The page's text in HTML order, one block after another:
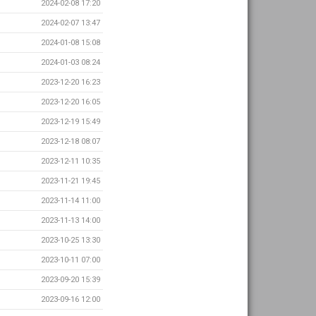
2024-02-08 17:20
2024-02-07 13:47
2024-01-08 15:08
2024-01-03 08:24
2023-12-20 16:23
2023-12-20 16:05
2023-12-19 15:49
2023-12-18 08:07
2023-12-11 10:35
2023-11-21 19:45
2023-11-14 11:00
2023-11-13 14:00
2023-10-25 13:30
2023-10-11 07:00
2023-09-20 15:39
2023-09-16 12:00